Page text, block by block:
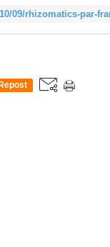
09/rhizomatics-par-
Repost